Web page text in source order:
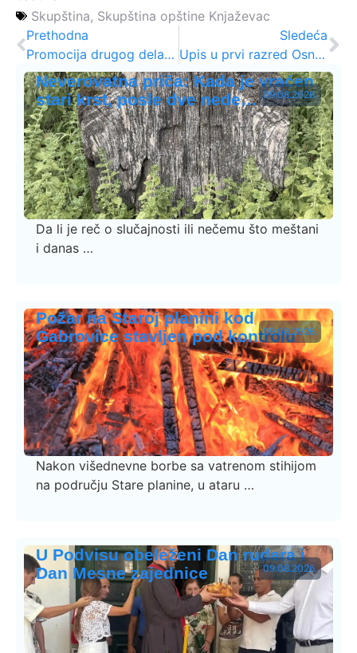
Skupština, Skupština opštine Knjaževac
Prethodna
Promocija drugog dela knjige „Privreda opštine Knjaževac“
Sledeća
Upis u prvi razred Osnovne muzičke škole
09.08.2026.
Neverovatna priča: Kada je vraćen
stari krst, posle dve nede…
Da li je reč o slučajnosti ili nečemu što meštani
i danas …
09.08.2026.
Požar na Staroj planini kod
Gabrovice stavljen pod kontrolu
Nakon višednevne borbe sa vatrenom stihijom
na području Stare planine, u ataru …
09.08.2026.
U Podvisu obeleženi Dan rudara i
Dan Mesne zajednice